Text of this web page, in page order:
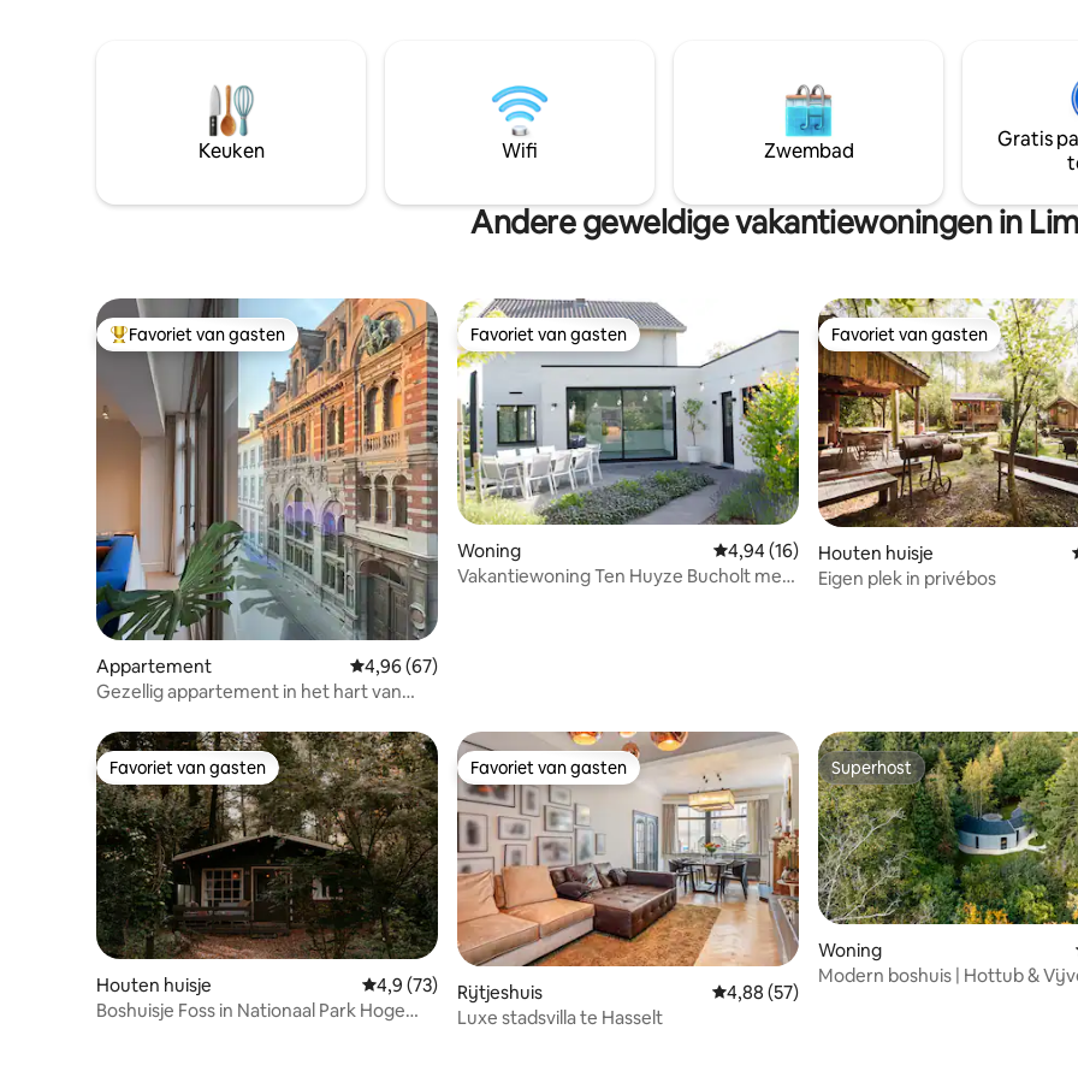
fietsroutenetwerk, en het
Bokrijk. Cultuur opsnuiven,
shoppen kan je in Genk en
host is keramiste en geeft je
over haar ambacht in haar
Keuken Wifi Zwembad
Gratis
Andere geweldige vakantiewoningen in
Topfavoriet van gasten
Favoriet van gasten
Appartement Gemiddelde beoordeling van 4,96 uit 5, 67 recensies
4,96 (67)
Gezellig appartement in het hart van
Favoriet van gasten
Favoriet van gasten
Woning Gemiddelde beoordeling van 4,94 uit 5, 16
4,94 (16)
Vakantiewoning Ten Huyze Bucholt met
Favoriet van gasten
Favoriet van gasten
Houten huisje
Eigen plek in privébos
Favoriet van gasten
Favoriet van gasten
Houten huisje Gemiddelde beoordeling van 4,9 uit 5, 73 recensies
4,9 (73)
Boshuisje Foss in Nationaal Park Hoge
Favoriet van gasten
Favoriet van gasten
Rijtjeshuis Gemiddelde beoordeling van 4,88 uit 5, 57
4,88 (57)
Luxe stadsvilla te Hasselt
Superhost
Superhost
Woning
Modern boshuis | Hottub &